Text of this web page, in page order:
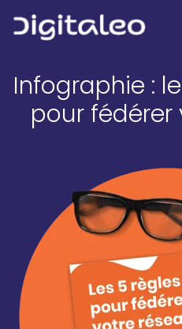
Infographie :
pour fédérer